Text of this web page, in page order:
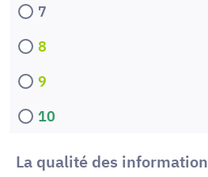
7
8
9
10
La qualité des